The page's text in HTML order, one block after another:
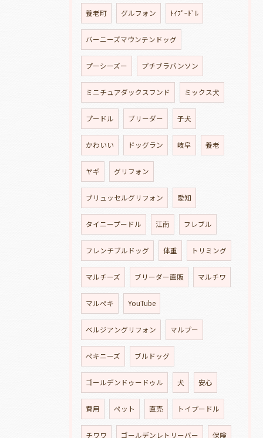
養老町 グルフォン ﾄｲﾌﾟｰﾄﾞﾙ
バーニーズマウンテンドッグ
プーシーズー プチブラバンソン
ミニチュアダックスフンド ミックス犬
プードル ブリーダー 子犬
かわいい ドッグラン 岐阜 養老
ヤギ グリフォン
ブリュッセルグリフォン 愛知
タイニープードル 江南 フレブル
フレンチブルドッグ 体重 トリミング
マルチーズ ブリーダー直販 マルチワ
マルペキ YouTube
ベルジアングリフォン マルプー
ペキニーズ ブルドッグ
ゴールデンドゥードゥル 犬 安心
費用 ペット 直売 トイプードル
チワワ ゴールデンレトリーバー 保険